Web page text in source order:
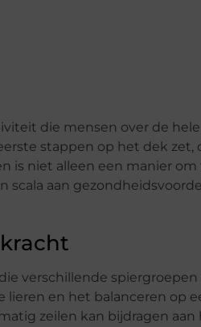
die mensen over de
stappen op het dek
is niet alleen een manier
scala aan
verschillende
lieren en het balanceren op
zeilen kan bijdragen aan